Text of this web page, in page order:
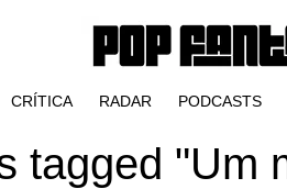
CRÍTICA RADAR PODCASTS
tagged "Um